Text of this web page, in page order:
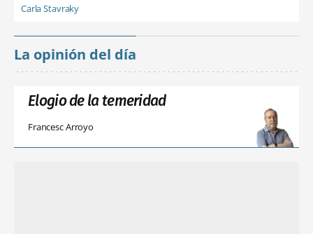
Carla Stavraky
La opinión del día
Elogio de la temeridad
Francesc Arroyo